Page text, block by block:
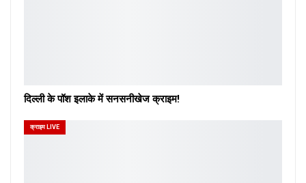
दिल्ली के पॉश इलाके में सनसनीखेज क्राइम!
क्राइम LIVE